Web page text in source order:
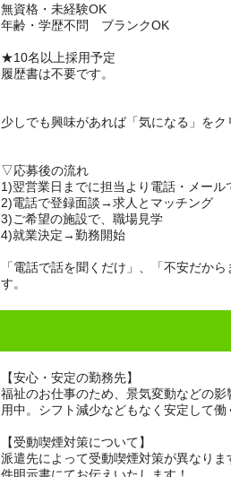
無資格・未経験OK
年齢・学歴不問 ブランクOK
★10名以上採用予定
履歴書は不要です。
少しでも興味があれば「気になる」をク
▽応募後の流れ
1)翌営業日までに担当より電話・メール
2)電話で登録面談→求人とマッチング
3)ご希望の施設で、職場見学
4)就業決定→勤務開始
「電話で話を聞くだけ」、「不安だか
す。
【安心・安定の勤務先】
福祉のお仕事のため、景気変動などの
用中。シフト減少などもなく安定して働
【受動喫煙対策について】
派遣先によって受動喫煙対策が異なり
件明示書にてお伝えいたします！